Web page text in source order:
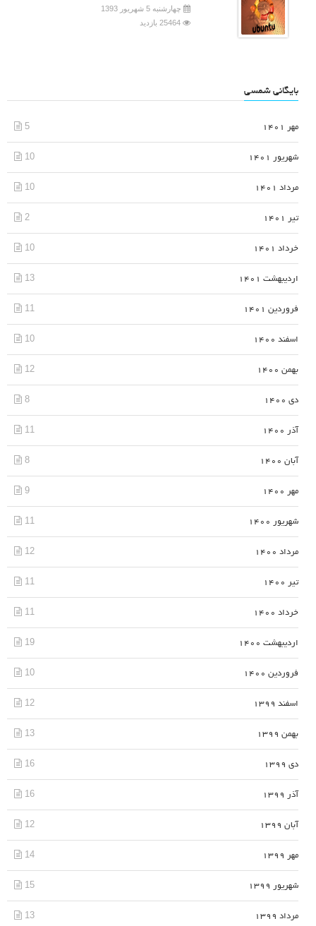
چهارشنبه 5 شهریور 1393
25464 بازدید
بایگانی شمسی
مهر 1401 5
شهریور 1401 10
مرداد 1401 10
تیر 1401 2
خرداد 1401 10
اردیبهشت 1401 13
فروردین 1401 11
اسفند 1400 10
بهمن 1400 12
دی 1400 8
آذر 1400 11
آبان 1400 8
مهر 1400 9
شهریور 1400 11
مرداد 1400 12
تیر 1400 11
خرداد 1400 11
اردیبهشت 1400 19
فروردین 1400 10
اسفند 1399 12
بهمن 1399 13
دی 1399 16
آذر 1399 16
آبان 1399 12
مهر 1399 14
شهریور 1399 15
مرداد 1399 13